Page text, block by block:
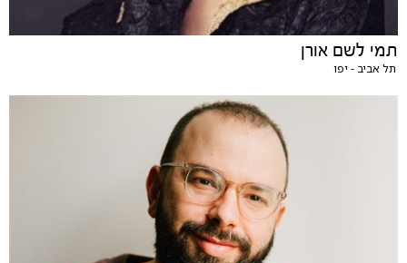
תמי לשם אורן
תל אביב - יפו